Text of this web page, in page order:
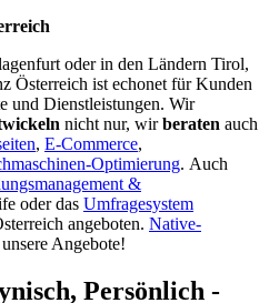
oder in den Ländern Tirol,
Österreich ist echonet für Kunden
und Dienstleistungen. Wir
nicht nur, wirberaten auch
, E-Commerce,
Optimierung. Auch
&
oder das Umfragesystem
angeboten. Native-
Angebote!
Persönlich -